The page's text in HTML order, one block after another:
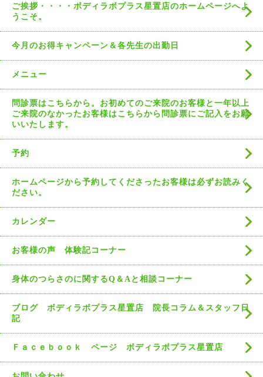
ご挨拶・・・・ボディラボプラス星置店のホームページへよ
うこそ。
今月のお得キャンペーン＆各先生の出勤日
メニュー
問診票はこちらから。お初めてのご来院のお客様と一年以上
ご来院のなかったお客様はこちらから問診票にご記入をお願
いいたします。
予約
ホームページから予約してくださったお客様は必ずお読みく
ださい。
カレンダー
お客様の声 体験記コーナー
身体のつらさのに関するQ＆Aと相談コーナー
ブログ ボディラボプラス星置店 院長コラム＆スタッフ日
記
Ｆａｃｅｂｏｏｋ ページ ボディラボプラス星置店